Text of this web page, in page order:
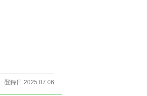
登録日 2025.07.06